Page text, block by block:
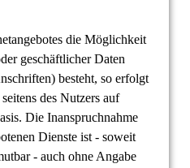
die Möglichkeit
geschäftlicher Daten
besteht, so erfolgt
des Nutzers auf
Die Inanspruchnahme
Dienste ist - soweit
- auch ohne Angabe